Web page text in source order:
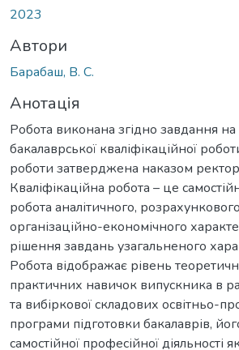
2023
Автори
Барабаш, В. С.
Анотація
Робота виконана згідно завдання
бакалаврської кваліфікаційної
роботи затверджена наказом
Кваліфікаційна робота – це
робота аналітичного,
організаційно-економічного
рішення завдань узагальненого
Робота відображає рівень
практичних навичок випускника в
та вибіркової складових освітньо-
програми підготовки бакалаврів,
самостійної професійної діяльності